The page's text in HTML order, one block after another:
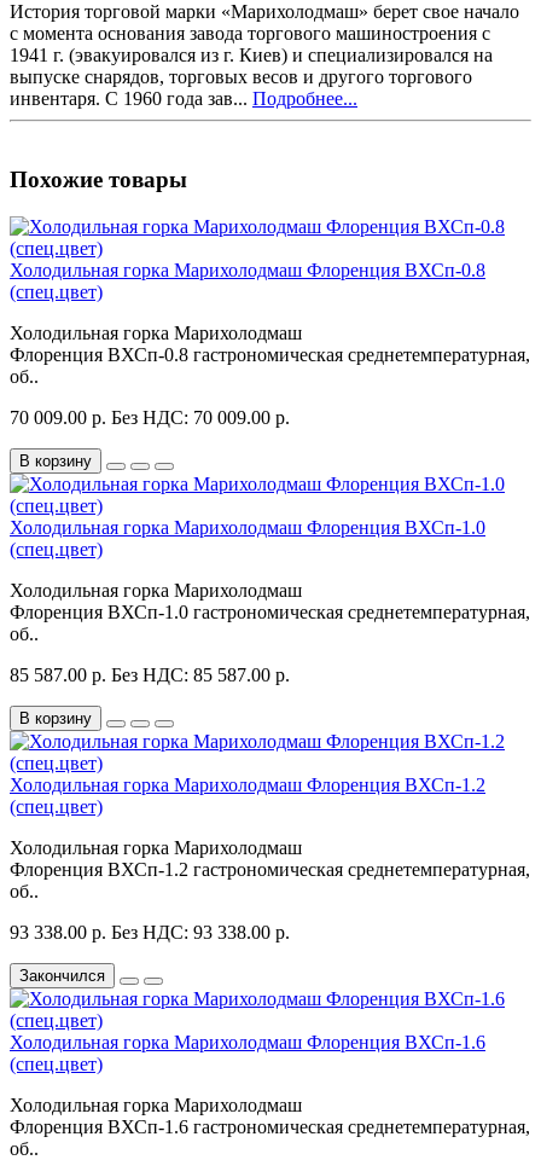
История торговой марки «Марихолодмаш» берет свое начало
с момента основания завода торгового машиностроения с
1941 г. (эвакуировался из г. Киев) и специализировался на
выпуске снарядов, торговых весов и другого торгового
инвентаря. С 1960 года зав... Подробнее...
Похожие товары
Холодильная горка Марихолодмаш Флоренция ВХСп-0.8
(спец.цвет)
Холодильная горка Марихолодмаш
Флоренция ВХСп-0.8 гастрономическая среднетемпературная,
об..
70 009.00 р. Без НДС: 70 009.00 р.
В корзину
Холодильная горка Марихолодмаш Флоренция ВХСп-1.0
(спец.цвет)
Холодильная горка Марихолодмаш
Флоренция ВХСп-1.0 гастрономическая среднетемпературная,
об..
85 587.00 р. Без НДС: 85 587.00 р.
В корзину
Холодильная горка Марихолодмаш Флоренция ВХСп-1.2
(спец.цвет)
Холодильная горка Марихолодмаш
Флоренция ВХСп-1.2 гастрономическая среднетемпературная,
об..
93 338.00 р. Без НДС: 93 338.00 р.
Закончился
Холодильная горка Марихолодмаш Флоренция ВХСп-1.6
(спец.цвет)
Холодильная горка Марихолодмаш
Флоренция ВХСп-1.6 гастрономическая среднетемпературная,
об..